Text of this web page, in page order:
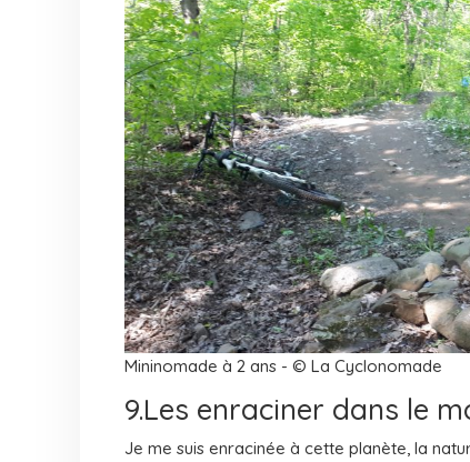
Mininomade à 2 ans - © La Cyclonomade
9.Les enraciner dans le
Je me suis enracinée à cette planète, la